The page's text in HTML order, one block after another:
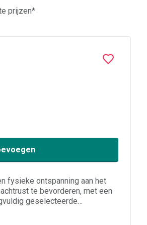
prijzen*
fysieke ontspanning aan het
te bevorderen, met een
geselecteerde